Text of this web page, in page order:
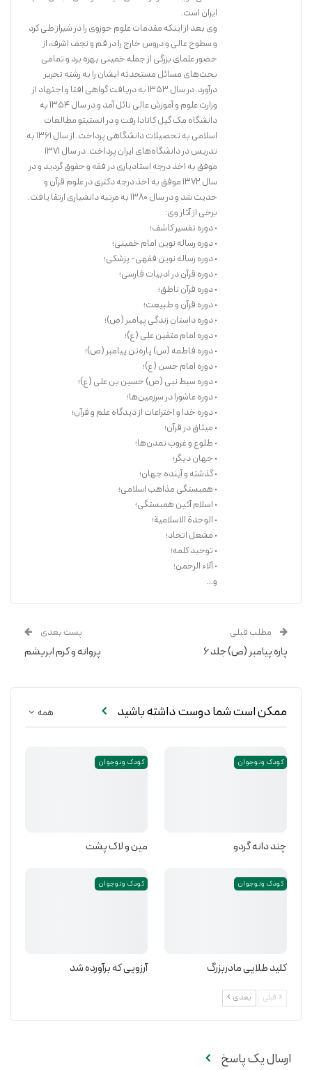
ایران است.
وی بعد از اینکه مقدمات علوم حوزوی را در شیراز طی کرد
و سطوح عالی و دروس خارج را در قم و نجف اشرف، از
حضور علمای بزرگی از جمله خمینی بهره برد و تمامی
بحث‌های مسائل مستحدثه ایشان را به رشته تحریر
درآورد. در سال ۱۳۵۳ به دریافت گواهی افتا و اجتهاد از
وزارت علوم و آموزش عالی نائل آمد و در سال ۱۳۵۴ به
دانشگاه مک گیل کانادا رفت و در انستیتو مطالعات
اسلامی به تحصیلات دانشگاهی پرداخت. از سال ۱۳۶۱ به
تدریس در دانشگاه‌های ایران پرداخت. در سال ۱۳۷۱
موفق به اخذ درجه استادیاری در فقه و حقوق گردید و در
سال ۱۳۷۲ موفق به اخذ درجه دکتری در علوم قرآن و
حدیث شد و در سال ۱۳۸۰ به مرتبه دانشیاری ارتقا یافت.
برخی از آثار وی:
• دوره تفسیر کاشف؛
• دوره رساله نوین امام خمینی؛
• دوره رساله نوین فقهی- پزشکی؛
• دوره قرآن در ادبیات فارسی؛
• دوره قرآن ناطق؛
• دوره قرآن و طبیعت؛
• دوره داستان زندگی پیامبر (ص)؛
• دوره امام متقین علی (ع)؛
• دوره فاطمه (س) پاره‌تن پیامبر (ص)؛
• دوره امام حسن (ع)؛
• دوره سبط نبی (ص) حسین بن علی (ع)؛
• دوره عاشورا در سرزمین‌ها؛
• دوره خدا و اختراعات از دیدگاه علم و قرآن؛
• میثاق در قرآن؛
• طلوع و غروب تمدن‌ها؛
• جهان دیگر؛
• گذشته و آینده جهان؛
• همبستگی مذاهب اسلامی؛
• اسلام آئین همبستگی؛
• الوحدة الاسلامیة؛
• مشعل اتحاد؛
• توحید کلمه؛
• آلاء الرحمن؛
و...
مطلب قبلی
پاره پیامبر (ص) جلد ۶
پست بعدی
پروانه و کرم ابریشم
همه ممکن است شما دوست داشته باشید
کودک و نوجوان
چند دانه گردو
کودک و نوجوان
مین و لاک پشت
کودک و نوجوان
کلید طلایی مادربزرگ
کودک و نوجوان
آرزویی که برآورده شد
قبلی بعدی
ارسال یک پاسخ